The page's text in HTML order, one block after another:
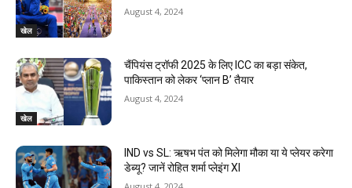
खेल
August 4, 2024
खेल
चैंपियंस ट्रॉफी 2025 के लिए ICC का बड़ा संकेत,
पाकिस्तान को लेकर ‘प्लान B’ तैयार
August 4, 2024
IND vs SL: ऋषभ पंत को मिलेगा मौका या ये प्लेयर करेगा
डेब्यू? जानें रोहित शर्मा प्लेइंग XI